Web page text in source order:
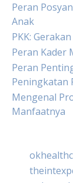
Peran
Anak
PKK:
Peran Kader
Peran
Peningkatan
Mengenal
Manfaatnya